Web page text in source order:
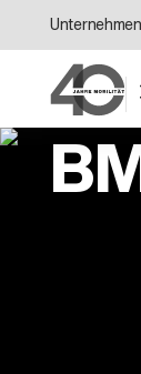
Unternehmen